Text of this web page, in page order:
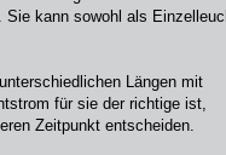
Sie kann sowohl als
Längen mit
für sie der richtige ist,
Zeitpunkt entscheiden.